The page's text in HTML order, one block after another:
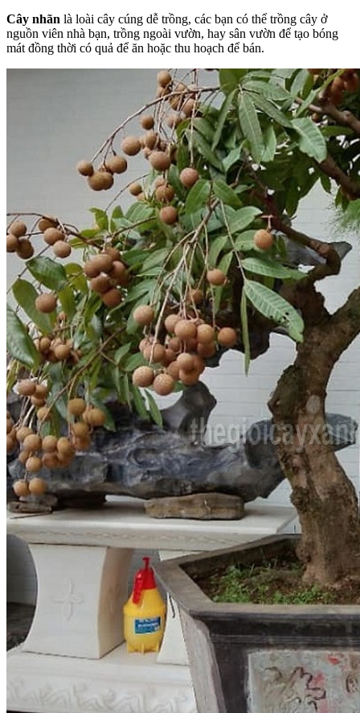
Cây nhãn là loài cây cúng dễ trồng, các bạn có thể trồng cây ở
nguồn viên nhà bạn, trồng ngoài vườn, hay sân vườn để tạo bóng
mát đồng thời có quả để ăn hoặc thu hoạch để bán.